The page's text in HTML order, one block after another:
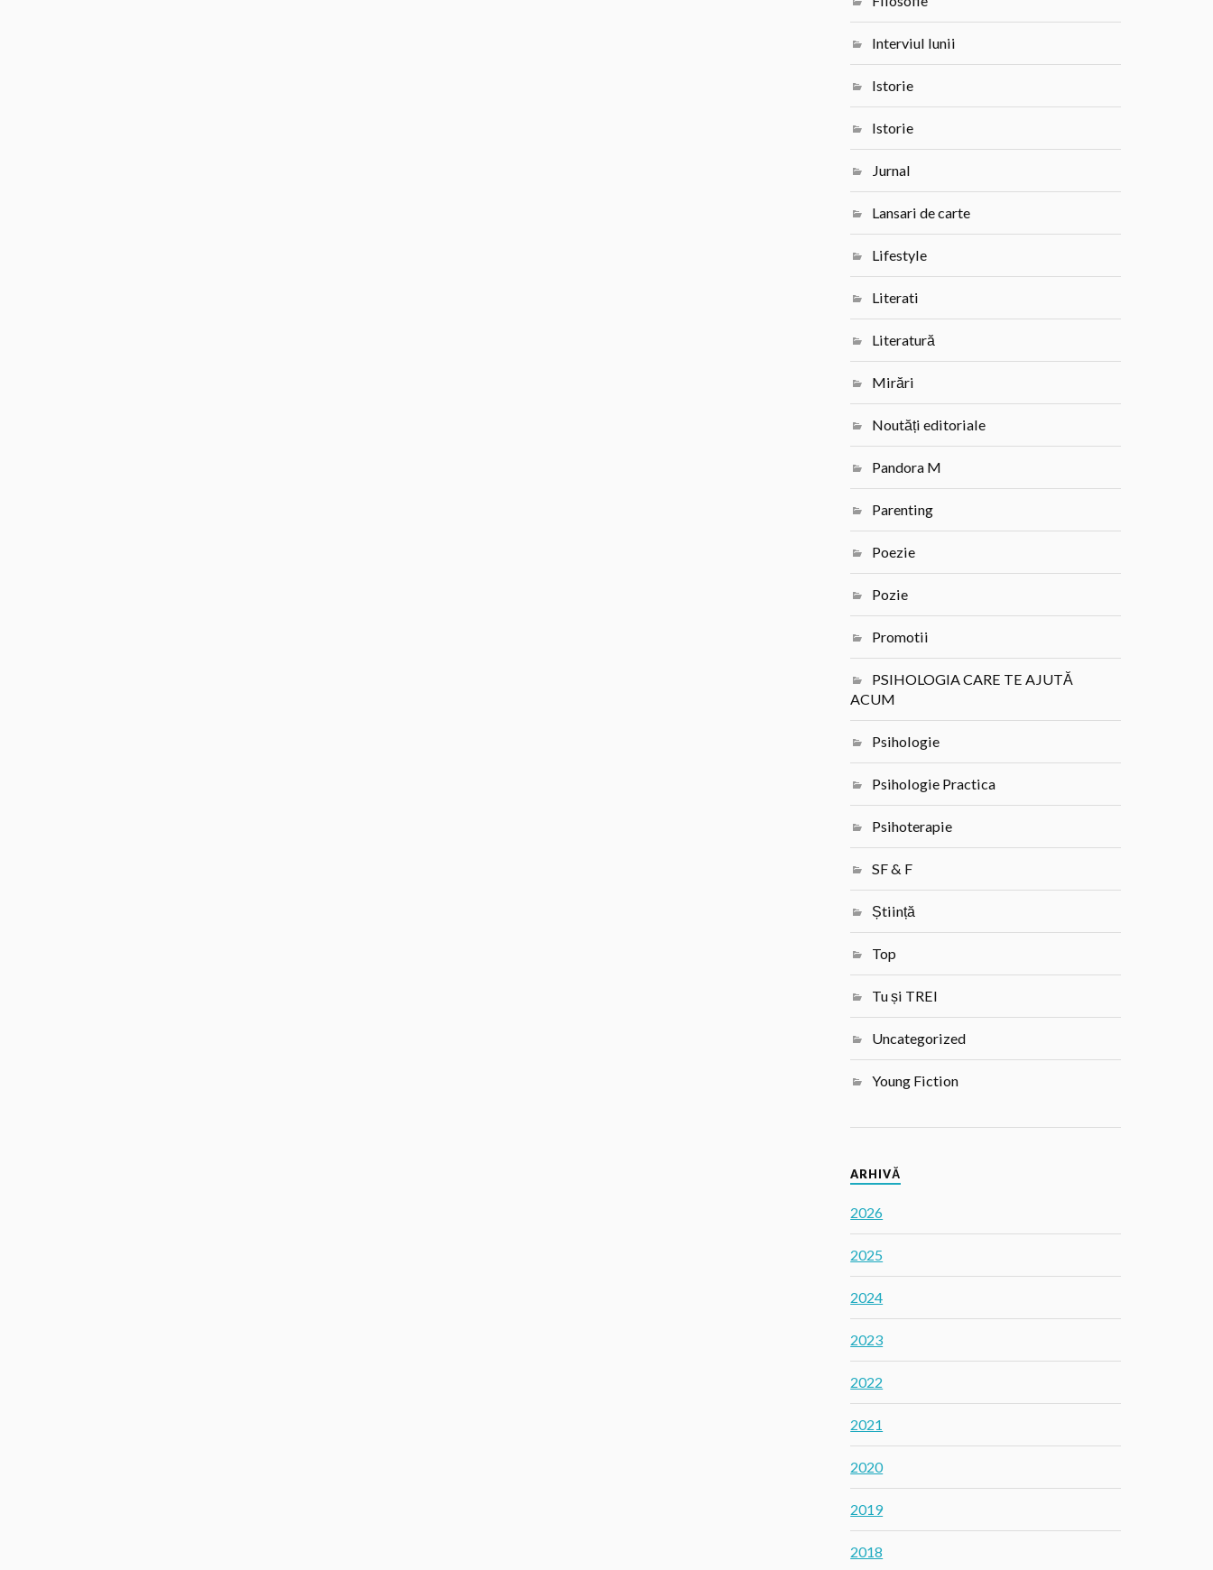
Interviul lunii
Istorie
Istorie
Jurnal
Lansari de carte
Lifestyle
Literati
Literatură
Mirări
Noutăți editoriale
Pandora M
Parenting
Poezie
Pozie
Promotii
PSIHOLOGIA CARE TE AJUTĂ
ACUM
Psihologie
Psihologie Practica
Psihoterapie
SF & F
Știință
Top
Tu și TREI
Uncategorized
Young Fiction
ARHIVĂ
2026
2025
2024
2023
2022
2021
2020
2019
2018